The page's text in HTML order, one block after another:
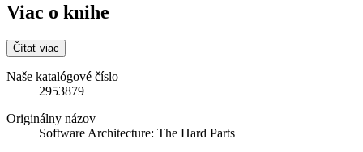
Viac o knihe
Čítať viac
Naše katalógové číslo
2953879
Originálny názov
Software Architecture: The Hard Parts